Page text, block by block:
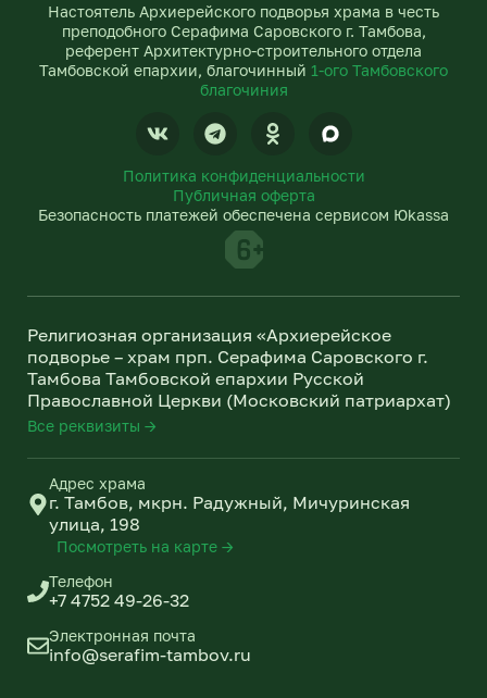
Настоятель Архиерейского подворья храма в честь
преподобного Серафима Саровского г. Тамбова,
референт Архитектурно-строительного отдела
Тамбовской епархии, благочинный 1-ого Тамбовского
благочиния
V
k
T
e
e
g
m
O
d
o
k
s
i
k
i
Политика конфиденциальности
Публичная оферта
Безопасность платежей обеспечена сервисом Юkassa
Религиозная организация «Архиерейское
подворье – храм прп. Серафима Саровского г.
Тамбова Тамбовской епархии Русской
Православной Церкви (Московский патриархат)
Все реквизиты →
Адрес храма
г. Тамбов, мкрн. Радужный, Мичуринская
улица, 198
Посмотреть на карте →
Телефон
+7 4752 49-26-32
Электронная почта
info@serafim-tambov.ru